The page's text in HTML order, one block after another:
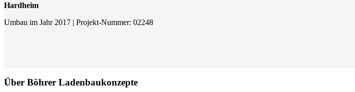
Hardheim
Umbau im Jahr 2017 | Projekt-Nummer: 02248
Über Böhrer Ladenbaukonzepte